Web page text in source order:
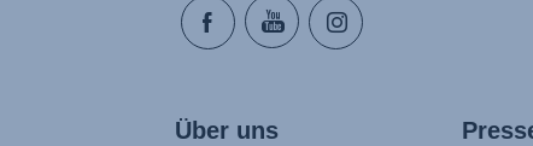
Über uns